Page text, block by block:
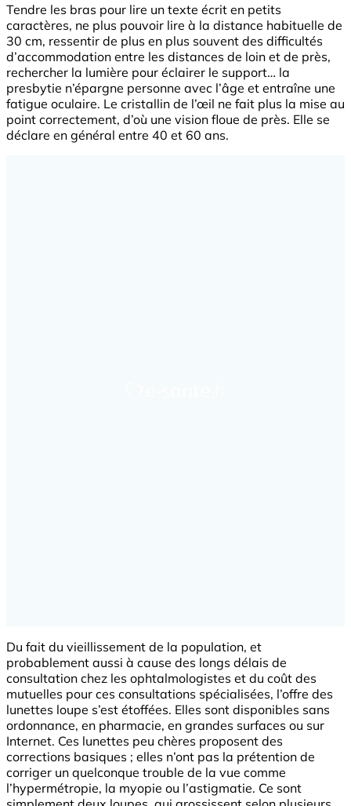
Tendre les bras pour lire un texte écrit en petits
caractères, ne plus pouvoir lire à la distance habituelle de
30 cm, ressentir de plus en plus souvent des difficultés
d’accommodation entre les distances de loin et de près,
rechercher la lumière pour éclairer le support… la
presbytie n’épargne personne avec l’âge et entraîne une
fatigue oculaire. Le cristallin de l’œil ne fait plus la mise au
point correctement, d’où une vision floue de près. Elle se
déclare en général entre 40 et 60 ans.
Du fait du vieillissement de la population, et
probablement aussi à cause des longs délais de
consultation chez les ophtalmologistes et du coût des
mutuelles pour ces consultations spécialisées, l’offre des
lunettes loupe s’est étoffées. Elles sont disponibles sans
ordonnance, en pharmacie, en grandes surfaces ou sur
Internet. Ces lunettes peu chères proposent des
corrections basiques ; elles n’ont pas la prétention de
corriger un quelconque trouble de la vue comme
l’hypermétropie, la myopie ou l’astigmatie. Ce sont